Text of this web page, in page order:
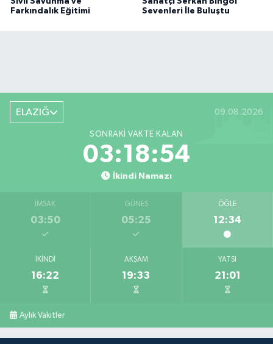
Farkındalık Eğitimi
Sevenleri İle Buluştu
ELAZIĞ 09.08.2026
SONRAKI VAKTE KALAN
03:18:53
İkindi Namazı
İMSAK
03:50
GÜNEŞ
05:25
ÖĞLE
12:34
İKINDI
16:22
AKŞAM
19:33
YATSI
21:01
Aylık Vakitler